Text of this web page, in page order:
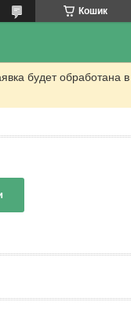
Кошик
будет обработана